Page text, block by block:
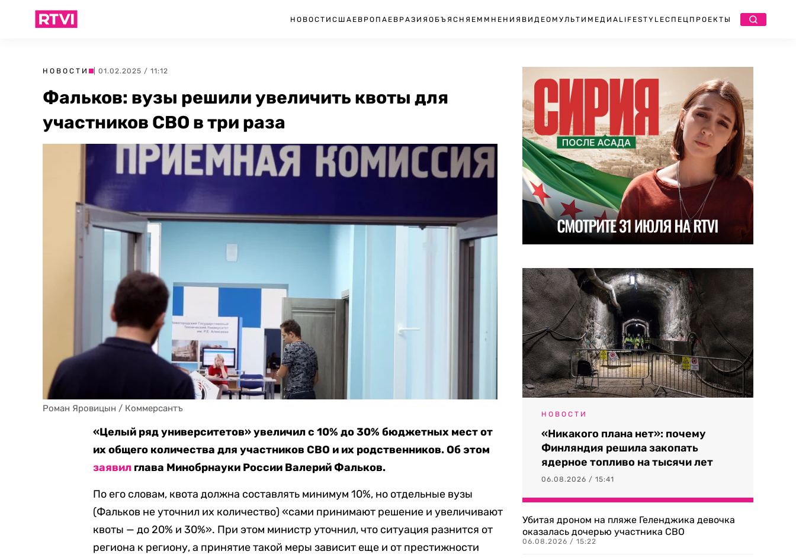
НОВОСТИ США ЕВРОПА ЕВРАЗИЯ ОБЪЯСНЯЕМ МНЕНИЯ ВИДЕО МУЛЬТИМЕДИА LIFESTYLEСПЕЦПРОЕКТЫ
НОВОСТИ | 01.02.2025 / 11:12
Фальков: вузы решили увеличить квоты для
участников СВО в три раза
Роман Яровицын / Коммерсантъ
«Целый ряд университетов» увеличил с 10% до 30% бюджетных мест от
их общего количества для участников СВО и их родственников. Об этом
заявил глава Минобрнауки России Валерий Фальков.
По его словам, квота должна составлять минимум 10%, но отдельные вузы
(Фальков не уточнил их количество) «сами принимают решение и увеличивают
квоты — до 20% и 30%». При этом министр уточнил, что ситуация разнится от
региона к региону, а принятие такой меры зависит еще и от престижности
НОВОСТИ
«Никакого плана нет»: почему
Финляндия решила закопать
ядерное топливо на тысячи лет
06.08.2026 / 15:41
Убитая дроном на пляже Геленджика девочка
оказалась дочерью участника СВО
06.08.2026 / 15:22